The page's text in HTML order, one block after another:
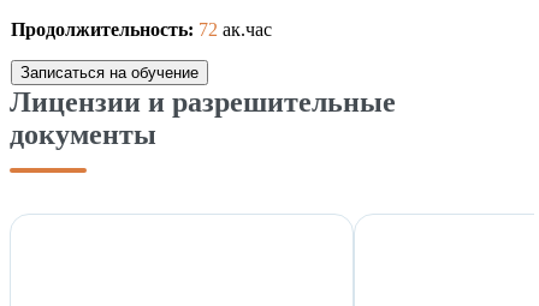
Продолжительность: 72 ак.час
Записаться на обучение
Лицензии и разрешительные
документы